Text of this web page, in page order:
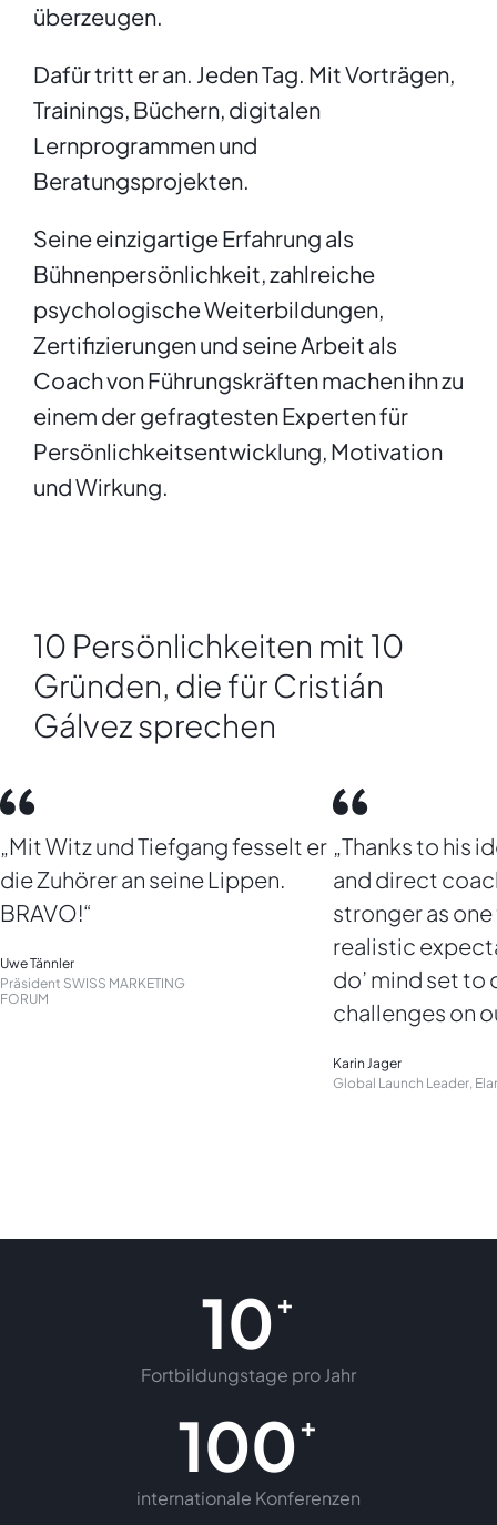
überzeugen.
Dafür tritt er an. Jeden Tag. Mit Vorträgen,
Trainings, Büchern, digitalen
Lernprogrammen und
Beratungsprojekten.
Seine einzigartige Erfahrung als
Bühnenpersönlichkeit, zahlreiche
psychologische Weiterbildungen,
Zertifizierungen und seine Arbeit als
Coach von Führungskräften machen ihn zu
einem der gefragtesten Experten für
Persönlichkeits­entwicklung, Motivation
und Wirkung.
10 Persönlichkeiten mit 10
Gründen, die für Cristián
Gálvez sprechen
„Mit Witz und Tiefgang fesselt er
die Zuhörer an seine Lippen.
BRAVO!“
Uwe Tännler
Präsident SWISS MARKETING
FORUM
„Thanks to his
and direct
stronger as
realistic
do’ mind set
challenges on
Karin Jager
Global Launch Leader,
10 +
Fortbildungstage pro Jahr
100 +
internationale Konferenzen